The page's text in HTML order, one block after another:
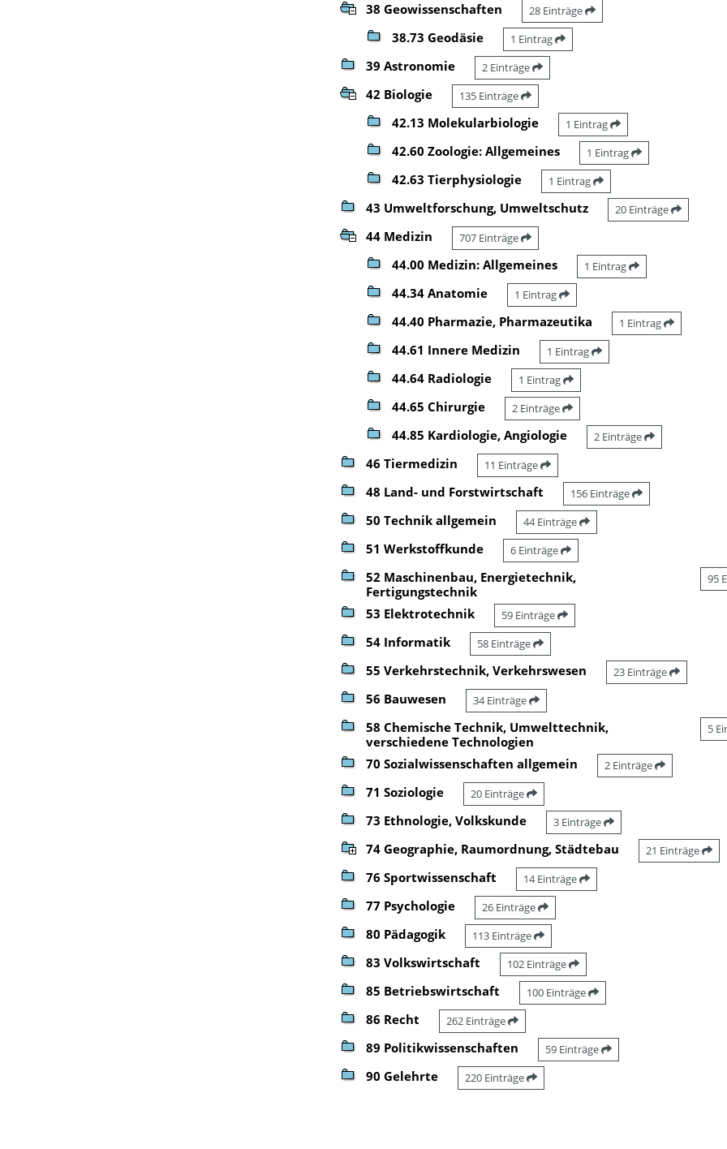
38 Geowissenschaften 28 Einträge
38.73 Geodäsie 1 Eintrag
39 Astronomie 2 Einträge
42 Biologie 135 Einträge
42.13 Molekularbiologie 1 Eintrag
42.60 Zoologie: Allgemeines 1 Eintrag
42.63 Tierphysiologie 1 Eintrag
43 Umweltforschung, Umweltschutz 20 Einträge
44 Medizin 707 Einträge
44.00 Medizin: Allgemeines 1 Eintrag
44.34 Anatomie 1 Eintrag
44.40 Pharmazie, Pharmazeutika 1 Eintrag
44.61 Innere Medizin 1 Eintrag
44.64 Radiologie 1 Eintrag
44.65 Chirurgie 2 Einträge
44.85 Kardiologie, Angiologie 2 Einträge
46 Tiermedizin 11 Einträge
48 Land- und Forstwirtschaft 156 Einträge
50 Technik allgemein 44 Einträge
51 Werkstoffkunde 6 Einträge
52 Maschinenbau, Energietechnik,
Fertigungstechnik
95
53 Elektrotechnik 59 Einträge
54 Informatik 58 Einträge
55 Verkehrstechnik, Verkehrswesen 23 Einträge
56 Bauwesen 34 Einträge
58 Chemische Technik, Umwelttechnik,
verschiedene Technologien
5
70 Sozialwissenschaften allgemein 2 Einträge
71 Soziologie 20 Einträge
73 Ethnologie, Volkskunde 3 Einträge
74 Geographie, Raumordnung, Städtebau 21 Einträge
76 Sportwissenschaft 14 Einträge
77 Psychologie 26 Einträge
80 Pädagogik 113 Einträge
83 Volkswirtschaft 102 Einträge
85 Betriebswirtschaft 100 Einträge
86 Recht 262 Einträge
89 Politikwissenschaften 59 Einträge
90 Gelehrte 220 Einträge